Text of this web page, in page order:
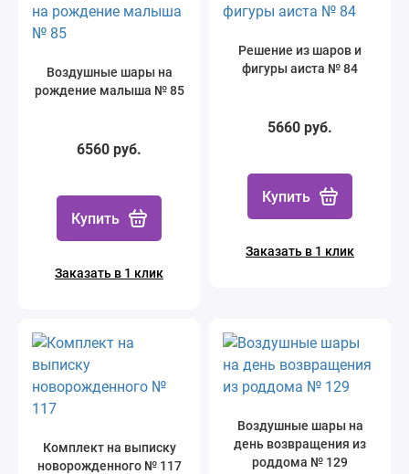
Воздушные шары на
рождение малыша № 85
6560 руб.
Купить
Заказать в 1 клик
Решение из шаров и
фигуры аиста № 84
5660 руб.
Купить
Заказать в 1 клик
Комплект на выписку
новорожденного № 117
Воздушные шары на
день возвращения из
роддома № 129